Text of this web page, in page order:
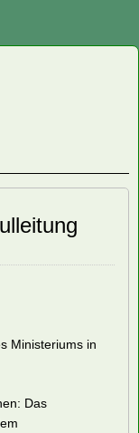
Ministeriums in
Das